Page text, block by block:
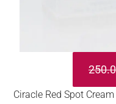
Ciracle Red Spot